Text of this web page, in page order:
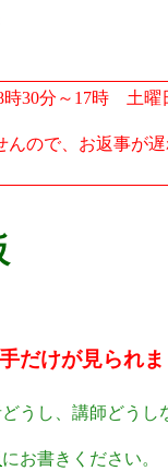
時30分～17時 土曜
ので、お返事が
だけが見られま
うし、講師どうし
にお書きください。